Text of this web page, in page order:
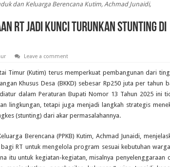
dan Keluarga Berencana Kutim, Achmad Junaidi,
RT Jadi Kunci Turunkan Stunting di
Leave a comment
Timur (Kutim) terus memperkuat pembangunan dari
Khusus Desa (BKKD) sebesar Rp250 juta per tahun
dalam Peraturan Bupati Nomor 13 Tahun 2025 ini
lingkungan, tetapi juga menjadi langkah strategis
(stunting) dari akar permasalahannya.
Berencana (PPKB) Kutim, Achmad Junaidi,
RT untuk mengelola program sesuai kebutuhan
itu untuk kegiatan-kegiatan, misalnya penyelenggaraan